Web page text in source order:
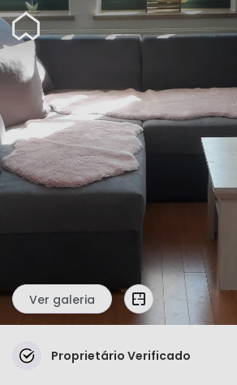
Wunderflats
Ver galeria
Proprietário Verificado